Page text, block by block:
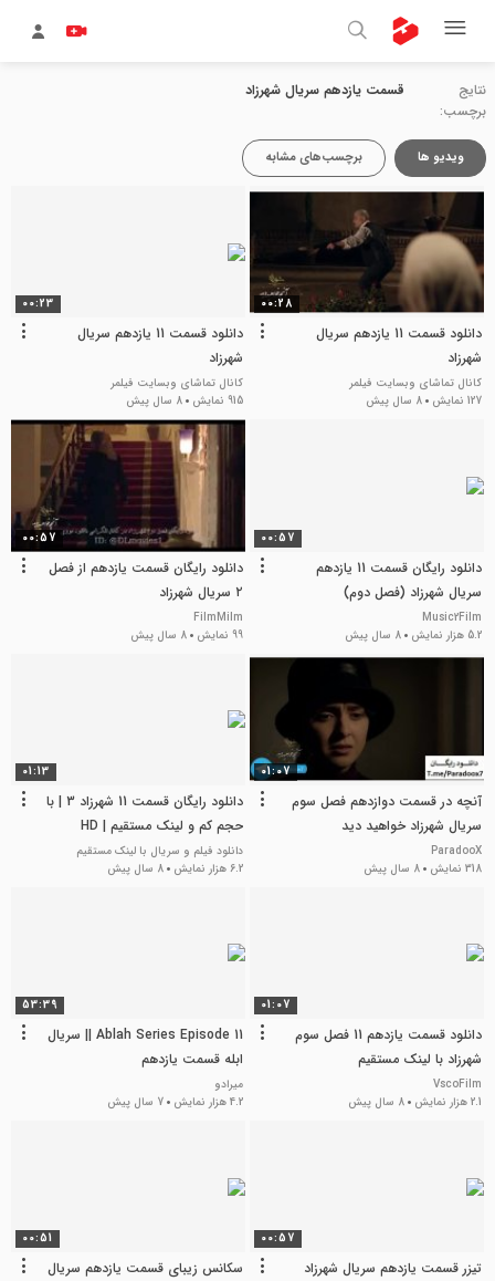
نتایج
برچسب:
قسمت یازدهم سریال شهرزاد
ویدیو ها برچسب‌های مشابه
00:28
دانلود قسمت 11 یازدهم سریال
شهرزاد
کانال تماشای وبسایت فیلمر
127 نمایش
8 سال پیش
00:23
دانلود قسمت 11 یازدهم سریال
شهرزاد
کانال تماشای وبسایت فیلمر
915 نمایش
8 سال پیش
00:57
دانلود رایگان قسمت 11 یازدهم
سریال شهرزاد (فصل دوم)
Music2Film
5.2 هزار نمایش
8 سال پیش
00:57
دانلود رایگان قسمت یازدهم از فصل
۲ سریال شهرزاد
FilmMilm
99 نمایش
8 سال پیش
01:07
آنچه در قسمت دوازدهم فصل سوم
سریال شهرزاد خواهید دید
ParadooX
318 نمایش
8 سال پیش
01:13
دانلود رایگان قسمت 11 شهرزاد 3 | با
حجم کم و لینک مستقیم | HD
دانلود فیلم و سریال با لینک مستقیم
6.2 هزار نمایش
8 سال پیش
01:07
دانلود قسمت یازدهم 11 فصل سوم
شهرزاد با لینک مستقیم
VscoFilm
2.1 هزار نمایش
8 سال پیش
53:39
Ablah Series Episode 11 || سریال
ابله قسمت یازدهم
میرادو
4.2 هزار نمایش
7 سال پیش
00:57
تیزر قسمت یازدهم سریال شهرزاد
00:51
سکانس زیبای قسمت یازدهم سریال